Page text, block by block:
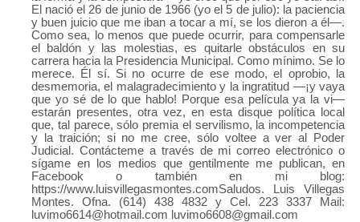
El nació el 26 de junio de 1966 (yo el 5 de julio): la paciencia
y buen juicio que me iban a tocar a mí, se los dieron a él—.
Como sea, lo menos que puede ocurrir, para compensarle
el baldón y las molestias, es quitarle obstáculos en su
carrera hacia la Presidencia Municipal. Como mínimo. Se lo
merece. Él sí. Si no ocurre de ese modo, el oprobio, la
desmemoria, el malagradecimiento y la ingratitud —¡y vaya
que yo sé de lo que hablo! Porque esa película ya la vi—
estarán presentes, otra vez, en esta disque política local
que, tal parece, sólo premia el servilismo, la incompetencia
y la traición; si no me cree, sólo voltee a ver al Poder
Judicial. Contácteme a través de mi correo electrónico o
sígame en los medios que gentilmente me publican, en
Facebook o también en mi blog:
https://www.luisvillegasmontes.comSaludos. Luis Villegas
Montes. Ofna. (614) 438 4832 y Cel. 223 3337 Mail:
luvimo6614@hotmail.com luvimo6608@gmail.com